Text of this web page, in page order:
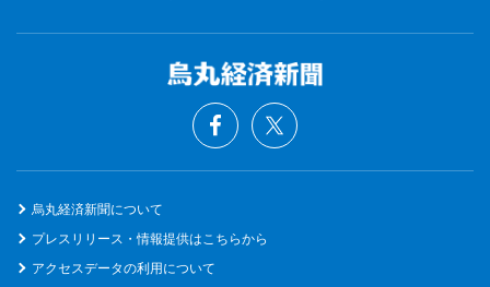
烏丸経済新聞について
プレスリリース・情報提供はこちらから
アクセスデータの利用について